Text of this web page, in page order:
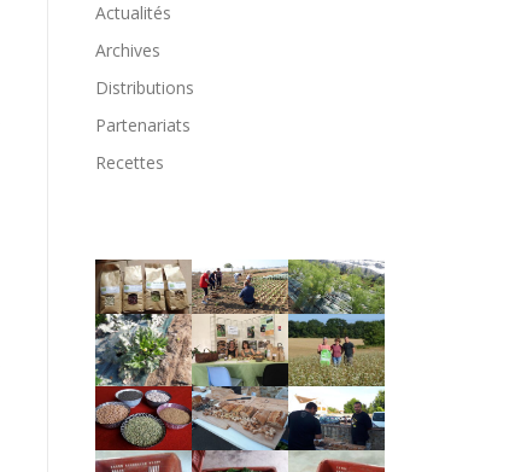
Actualités
Archives
Distributions
Partenariats
Recettes